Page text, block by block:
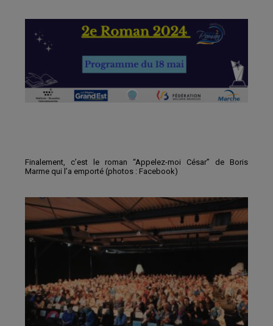
Finalement, c’est le roman “Appelez-moi César” de Boris
Marme qui l’a emporté (photos : Facebook)